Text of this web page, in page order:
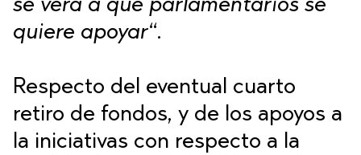
se verá a qué parlamentarios se
quiere apoyar“.
Respecto del eventual cuarto
retiro de fondos, y de los apoyos a
la iniciativas con respecto a la